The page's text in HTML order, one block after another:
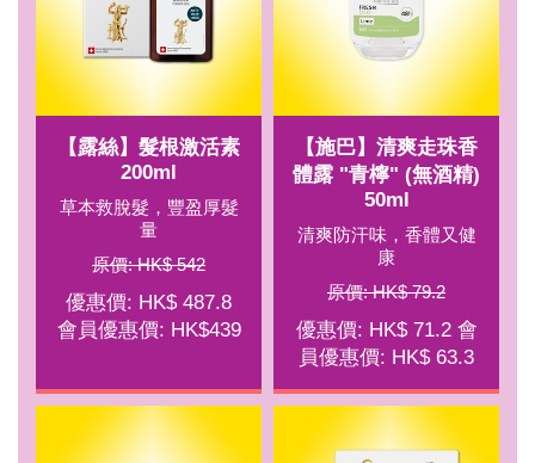
【露絲】髮根激活素
200ml
草本救脫髮，豐盈厚髮
量
原價: HK$ 542
優惠價: HK$ 487.8
會員優惠價: HK$439
【施巴】清爽走珠香
體露 "青檸" (無酒精)
50ml
清爽防汗味，香體又健
康
原價: HK$ 79.2
優惠價: HK$ 71.2 會
員優惠價: HK$ 63.3